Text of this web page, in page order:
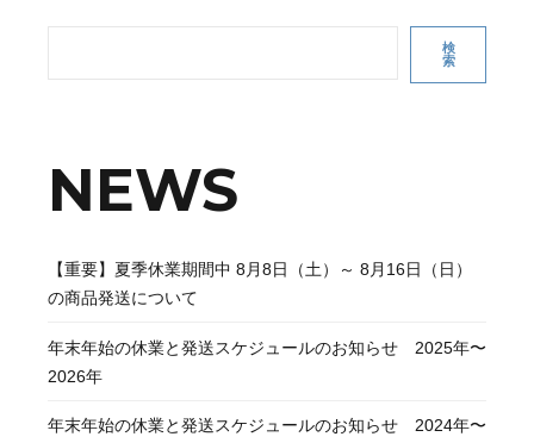
検
索
NEWS
【重要】夏季休業期間中 8月8日（土）～ 8月16日（日）
の商品発送について
年末年始の休業と発送スケジュールのお知らせ 2025年〜
2026年
年末年始の休業と発送スケジュールのお知らせ 2024年〜